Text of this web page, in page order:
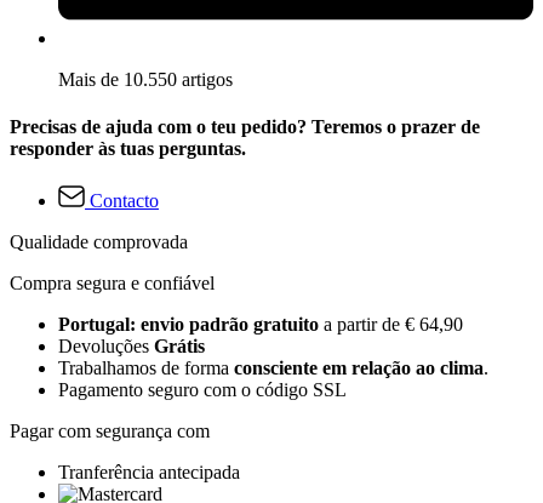
Mais de 10.550 artigos
Precisas de ajuda com o teu pedido? Teremos o prazer de
responder às tuas perguntas.
Contacto
Qualidade comprovada
Compra segura e confiável
Portugal: envio padrão gratuito a partir de € 64,90
Devoluções Grátis
Trabalhamos de forma consciente em relação ao clima.
Pagamento seguro com o código SSL
Pagar com segurança com
Tranferência antecipada